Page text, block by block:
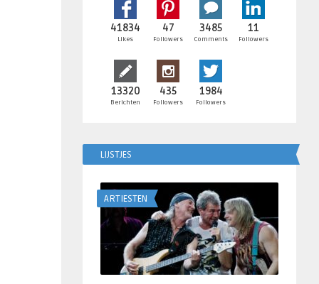
41834
Likes
47
Followers
3485
Comments
11
Followers
13320
Berichten
435
Followers
1984
Followers
LIJSTJES
ARTIESTEN